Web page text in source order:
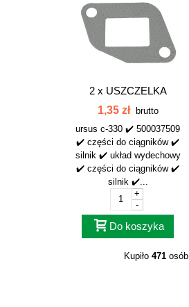
2 x USZCZELKA
KOLEKTORA
1,35 zł brutto
ursus c-330 ✔️ 500037509
✔️ części do ciągników ✔️
silnik ✔️ układ wydechowy
✔️ części do ciągników ✔️
silnik ✔️...
-
+
Do koszyka
Kupiło 471 osób